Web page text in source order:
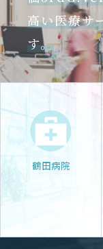
高い医療サ
す。
鶴田病院